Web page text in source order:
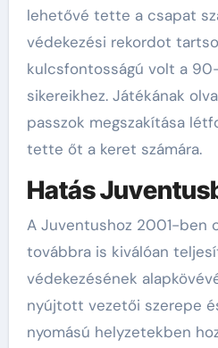
lehetővé tette a csapat
védekezési rekordot
kulcsfontosságú volt a
sikereikhez. Játékának
passzok megszakítása
tette őt a keret számára.
Hatás
A Juventushoz 2001-ben
továbbra is kiválóan
védekezésének
nyújtott vezetői szerepe
nyomású helyzetekben